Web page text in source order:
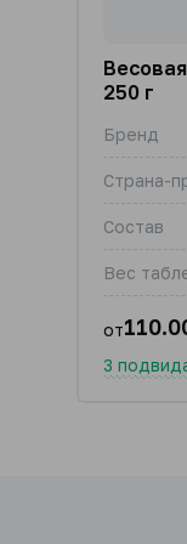
250 г
Бренд
Страна-
Состав
Вес
от
3